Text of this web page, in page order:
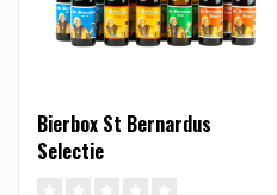
Bierbox St Bernardus
Selectie